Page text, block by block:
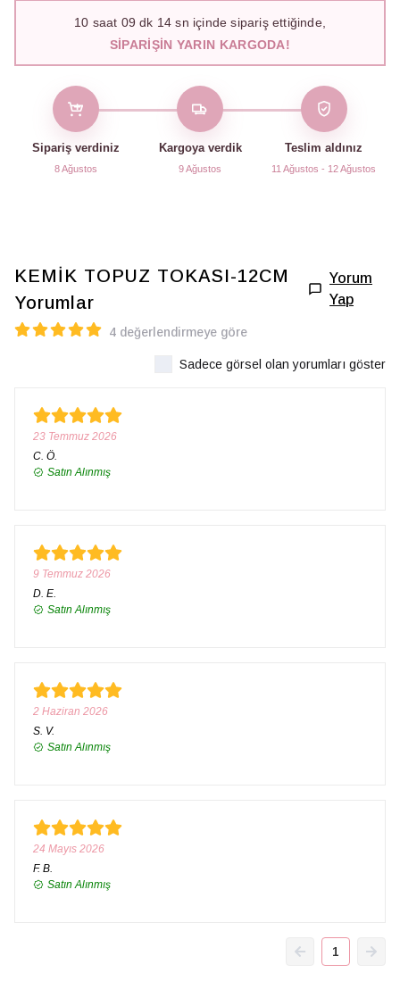
10 saat 09 dk 13 sn içinde sipariş ettiğinde,
SIPARIŞIN YARIN KARGODA!
Sipariş verdiniz
8 Ağustos
Kargoya verdik
9 Ağustos
Teslim aldınız
11 Ağustos - 12 Ağustos
KEMİK TOPUZ TOKASI-12CM
Yorumlar
Yorum
Yap
4 değerlendirmeye göre
Sadece görsel olan yorumları göster
23 Temmuz 2026
C. Ö.
Satın Alınmış
9 Temmuz 2026
D. E.
Satın Alınmış
2 Haziran 2026
S. V.
Satın Alınmış
24 Mayıs 2026
F. B.
Satın Alınmış
1